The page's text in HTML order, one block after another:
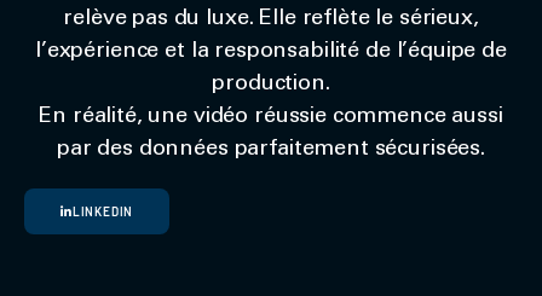
relève pas du luxe. Elle reflète le sérieux,
l’expérience et la responsabilité de l’équipe de
production.
En réalité, une vidéo réussie commence aussi
par des données parfaitement sécurisées.
LINKEDIN